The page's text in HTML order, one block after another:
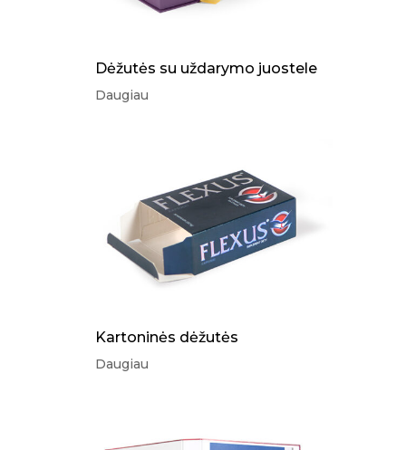
Dėžutės su uždarymo juostele
Daugiau
Kartoninės dėžutės
Daugiau